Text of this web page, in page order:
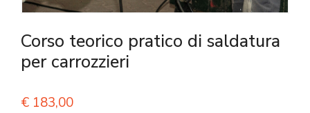
Corso teorico pratico di saldatura
per carrozzieri
€ 183,00